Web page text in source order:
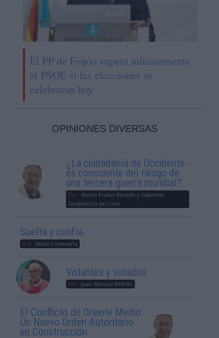
El PP de Feijóo supera mínimamente
al PSOE si las elecciones se
celebraran hoy
OPINIONES DIVERSAS
¿La ciudadanía de Occidente
es consciente del riesgo de
una tercera guerra mundial?
Por Álvaro Frutos Rosado y Gabinete
Geopolítica de Crisis
Suelta y confía
Por María Comesaña
Votantes y votados
Por Juan Manuel Beltrán
El Conflicto de Oriente Medio:
Un Nuevo Orden Autoritario
en Construcción